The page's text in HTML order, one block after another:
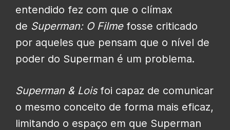
entendido fez com que o clímax
de Superman: O Filmefosse criticado
por aqueles que pensam que o nível de
poder do Superman é um problema.
Superman & Loisfoi capaz de comunicar
o mesmo conceito de forma mais eficaz,
limitando o espaço em que Superman